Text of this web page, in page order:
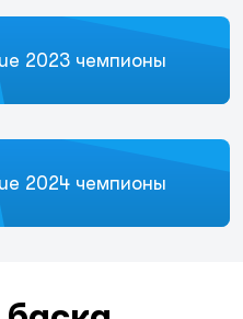
2023 чемпионы
2024 чемпионы